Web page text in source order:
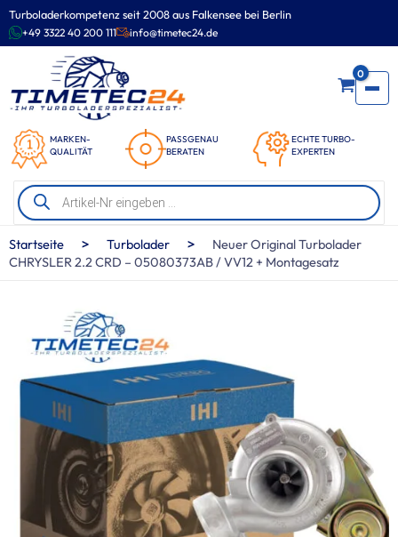
Turboladerkompetenz seit 2008 aus Falkensee bei Berlin
+49 3322 40 200 111 info@timetec24.de
MARKEN-
QUALITÄT
PASSGENAU
BERATEN
ECHTE TURBO-
EXPERTEN
0
Products
search
Zum
Inhalt
springen
Startseite > Turbolader >
Neuer Original Turbolader
CHRYSLER 2.2 CRD – 05080373AB / VV12 + Montagesatz